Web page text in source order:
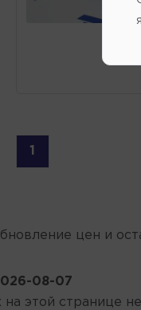
1
цен и
08-07
на этой странице